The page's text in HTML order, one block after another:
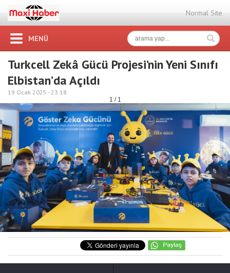
Normal Site
MENÜ
Turkcell Zekâ Gücü Projesi’nin Yeni Sınıfı
Elbistan’da Açıldı
19 Ocak 2025 -23:18
1 / 1